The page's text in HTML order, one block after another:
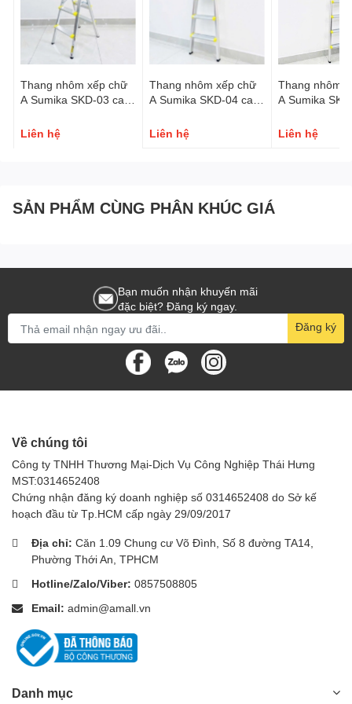
Thang nhômxếp chữ A SUMIKA SK208 cao 2,6m là sản phẩm lý
tưởng cho những ai cần tìm kiếm một chiếc thang an toàn, bên bị
và đa năng. Với thiết kế hiện đại, khả năng gấp gọn và tính ứng
ngành nghề.
Thang nhôm xếp chữ
A Sumika SKD-03 cao
Liên hệ
Thang nhôm xếp chữ
A Sumika SKD-04 cao
Liên hệ
Thang nhôm
A Sumika
Liên hệ
SẢN PHẨM CÙNG PHÂN KHÚC GIÁ
Bạn muốn nhận khuyến mãi
đặc biệt? Đăng ký ngay.
Đăng ký
Về chúng tôi
Công ty TNHH Thương Mại-Dịch Vụ Công Nghiệp Thái Hưng
MST:0314652408
Chứng nhận đăng ký doanh nghiệp số 0314652408 do Sở kế
hoạch đầu từ Tp.HCM cấp ngày 29/09/2017
Địa chỉ: Căn 1.09 Chung cư Võ Đình, Số 8 đường TA14,
Phường Thới An, TPHCM
Hotline/Zalo/Viber: 0857508805
Email: admin@amall.vn
Danh mục